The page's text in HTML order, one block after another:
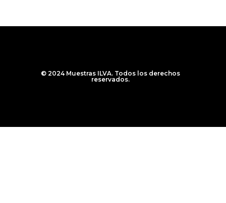
© 2024 Muestras ILVA. Todos los derechos
reservados.